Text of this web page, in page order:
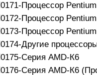
0171-Процессор
0172-Процессор
0173-Процессор
0174-Другие
0175-Серия AMD-К6
0176-Серия AMD-К6